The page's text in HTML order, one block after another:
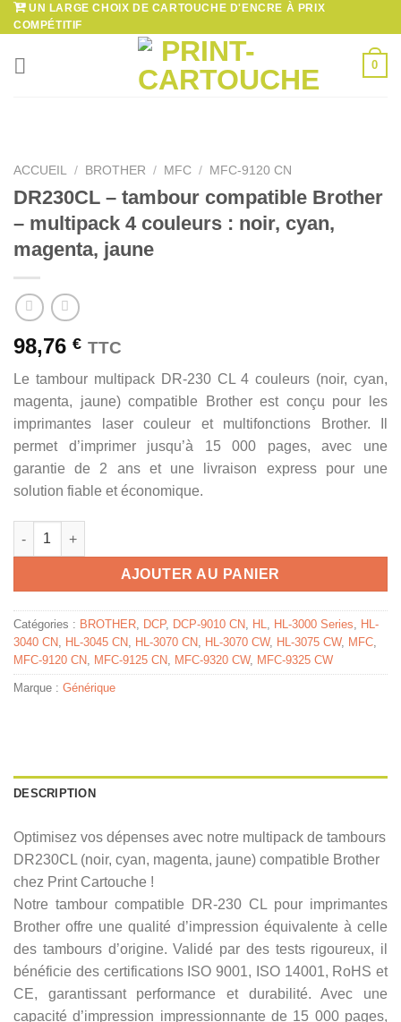
Passer
au
contenu
UN LARGE CHOIX DE CARTOUCHE D'ENCRE À PRIX
COMPÉTITIF
0
ACCUEIL / BROTHER / MFC / MFC-9120 CN
DR230CL – tambour compatible Brother
– multipack 4 couleurs : noir, cyan,
magenta, jaune
98,76 € TTC
Le tambour multipack DR-230 CL 4 couleurs (noir, cyan,
magenta, jaune) compatible Brother est conçu pour les
imprimantes laser couleur et multifonctions Brother. Il
permet d’imprimer jusqu’à 15 000 pages, avec une
garantie de 2 ans et une livraison express pour une
solution fiable et économique.
quantité de DR230CL - tambour compatible Brother -
AJOUTER AU PANIER
Catégories : BROTHER, DCP, DCP-9010 CN, HL, HL-3000 Series, HL-
3040 CN, HL-3045 CN, HL-3070 CN, HL-3070 CW, HL-3075 CW, MFC,
MFC-9120 CN, MFC-9125 CN, MFC-9320 CW, MFC-9325 CW
Marque : Générique
DESCRIPTION
Optimisez vos dépenses avec notre multipack de tambours
DR230CL (noir, cyan, magenta, jaune) compatible Brother
chez Print Cartouche !
Notre tambour compatible DR-230 CL pour imprimantes
Brother offre une qualité d’impression équivalente à celle
des tambours d’origine. Validé par des tests rigoureux, il
bénéficie des certifications ISO 9001, ISO 14001, RoHS et
CE, garantissant performance et durabilité. Avec une
capacité d’impression impressionnante de 15 000 pages,